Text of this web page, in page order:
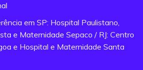
em SP: Hospital Paulistano,
e Maternidade Sepaco / RJ: Centro
e Hospital e Maternidade Santa